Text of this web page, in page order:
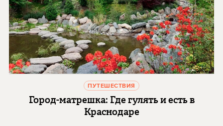
ПУТЕШЕСТВИЯ
Город-матрешка: Где гулять и есть в
Краснодаре